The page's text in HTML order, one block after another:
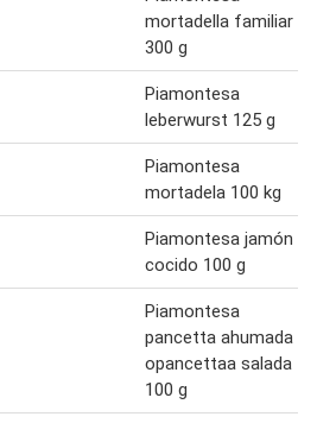
mortadella familiar
300 g
Piamontesa
leberwurst 125 g
Piamontesa
mortadela 100 kg
Piamontesa jamón
cocido 100 g
Piamontesa
pancetta ahumada
opancettaa salada
100 g